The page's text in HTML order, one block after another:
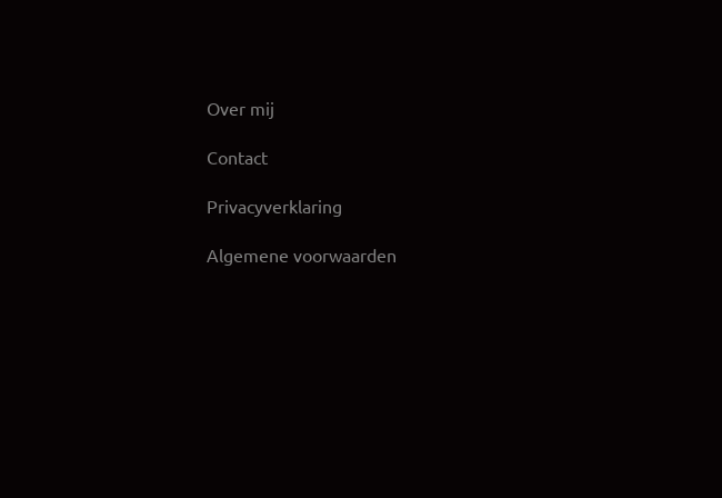
Over mij
Contact
Privacyverklaring
Algemene voorwaarden